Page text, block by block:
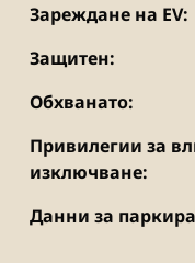
Зареждане на EV:
Защитен:
Обхванато:
Привилегии за
изключване:
Данни за